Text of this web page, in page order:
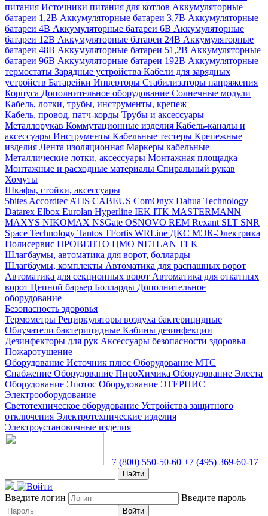
питания Источники питания для котлов Аккумуляторные
батареи 1,2В Аккумуляторные батареи 3,7В Аккумуляторные
батареи 4В Аккумуляторные батареи 6В Аккумуляторные
батареи 12В Аккумуляторные батареи 24В Аккумуляторные
батареи 48В Аккумуляторные батареи 51,2В Аккумуляторные
батареи 96В Аккумуляторные батареи 192В Аккумуляторные
термостаты Зарядные устройства Кабели для зарядных
устройств Батарейки Инверторы Стабилизаторы напряжения
Корпуса Дополнительное оборудование Солнечные модули
Кабель, лотки, трубы, инструменты, крепеж
Кабель, провод, патч-корды Трубы и аксессуары
Металлорукав Коммутационные изделия Кабель-каналы и
аксессуары Инструменты Кабельные тестеры Крепежные
изделия Лента изоляционная Маркеры кабельные
Металлические лотки, аксессуары Монтажная площадка
Монтажные и расходные материалы Спиральный рукав
Хомуты
Шкафы, стойки, аксессуары
5bites Accordtec ATIS CABEUS ComOnyx Dahua Technology
Datarex Elbox Eurolan Hyperline IEK ITK MASTERMANN
MAXYS NIKOMAX NSGate OSNOVO REM Rexant SLT SNR
Space Technology Tantos TFortis WRLine ДКС МЭК-Электрика
Полисервис ПРОВЕНТО ЦМО NETLAN TLK
Шлагбаумы, автоматика для ворот, болларды
Шлагбаумы, комплекты Автоматика для распашных ворот
Автоматика для секционных ворот Автоматика для откатных
ворот Цепной барьер Болларды Дополнительное
оборудование
Безопасность здоровья
Термометры Рециркуляторы воздуха бактерицидные
Облучатели бактерицидные Кабины дезинфекции
Дезинфекторы для рук Аксессуары безопасности здоровья
Пожаротушение
Оборудование Источник плюс Оборудование МТС
Снабжение Оборудование ПироХимика Оборудование Элеста
Оборудование Эпотос Оборудование ЭТЕРНИС
Электрооборудование
Светотехническое оборудование Устройства защитного
отключения Электротехнические изделия
Электроустановочные изделия
+7 (800) 550-50-60 +7 (495) 369-60-17
Найти
Введите логин Введите пароль
Войти